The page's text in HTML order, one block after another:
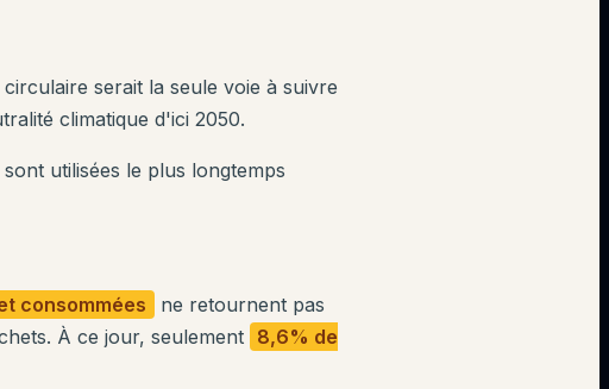
serait la seule voie à suivre
climatique d'ici 2050.
utilisées le plus longtemps
consommées
ne retournent pas
À ce jour, seulement 8,6% de